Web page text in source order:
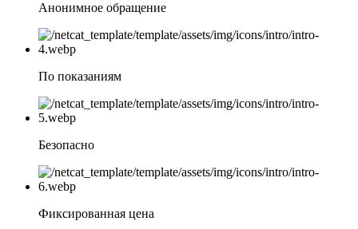
Анонимное обращение
По показаниям
Безопасно
Фиксированная цена